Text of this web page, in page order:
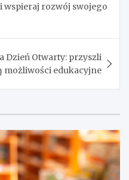
wspieraj rozwój swojego
Dzień Otwarty: przyszli
edukacyjne